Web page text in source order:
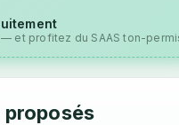
et profitez du SAAS ton-
proposés